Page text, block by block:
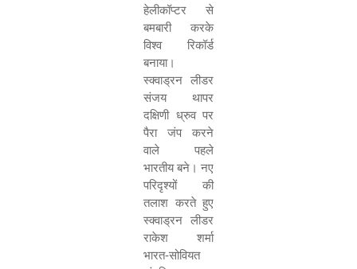
हेलीकॉप्टर से
बमबारी करके
विश्व रिकॉर्ड
बनाया।
स्क्वाड्रन लीडर
संजय थापर
दक्षिणी ध्रुव पर
पैरा जंप करने
वाले पहले
भारतीय बने। नए
परिदृश्‍यों की
तलाश करते हुए
स्क्वाड्रन लीडर
राकेश शर्मा
भारत-सोवियत